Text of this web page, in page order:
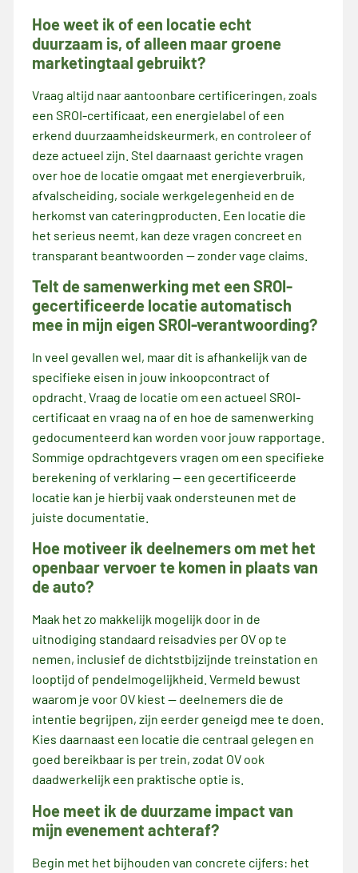
Hoe weet ik of een locatie echt
duurzaam is, of alleen maar groene
marketingtaal gebruikt?
Vraag altijd naar aantoonbare certificeringen, zoals
een SROI-certificaat, een energielabel of een
erkend duurzaamheidskeurmerk, en controleer of
deze actueel zijn. Stel daarnaast gerichte vragen
over hoe de locatie omgaat met energieverbruik,
afvalscheiding, sociale werkgelegenheid en de
herkomst van cateringproducten. Een locatie die
het serieus neemt, kan deze vragen concreet en
transparant beantwoorden — zonder vage claims.
Telt de samenwerking met een SROI-
gecertificeerde locatie automatisch
mee in mijn eigen SROI-verantwoording?
In veel gevallen wel, maar dit is afhankelijk van de
specifieke eisen in jouw inkoopcontract of
opdracht. Vraag de locatie om een actueel SROI-
certificaat en vraag na of en hoe de samenwerking
gedocumenteerd kan worden voor jouw rapportage.
Sommige opdrachtgevers vragen om een specifieke
berekening of verklaring — een gecertificeerde
locatie kan je hierbij vaak ondersteunen met de
juiste documentatie.
Hoe motiveer ik deelnemers om met het
openbaar vervoer te komen in plaats van
de auto?
Maak het zo makkelijk mogelijk door in de
uitnodiging standaard reisadvies per OV op te
nemen, inclusief de dichtstbijzijnde treinstation en
looptijd of pendelmogelijkheid. Vermeld bewust
waarom je voor OV kiest — deelnemers die de
intentie begrijpen, zijn eerder geneigd mee te doen.
Kies daarnaast een locatie die centraal gelegen en
goed bereikbaar is per trein, zodat OV ook
daadwerkelijk een praktische optie is.
Hoe meet ik de duurzame impact van
mijn evenement achteraf?
Begin met het bijhouden van concrete cijfers: het